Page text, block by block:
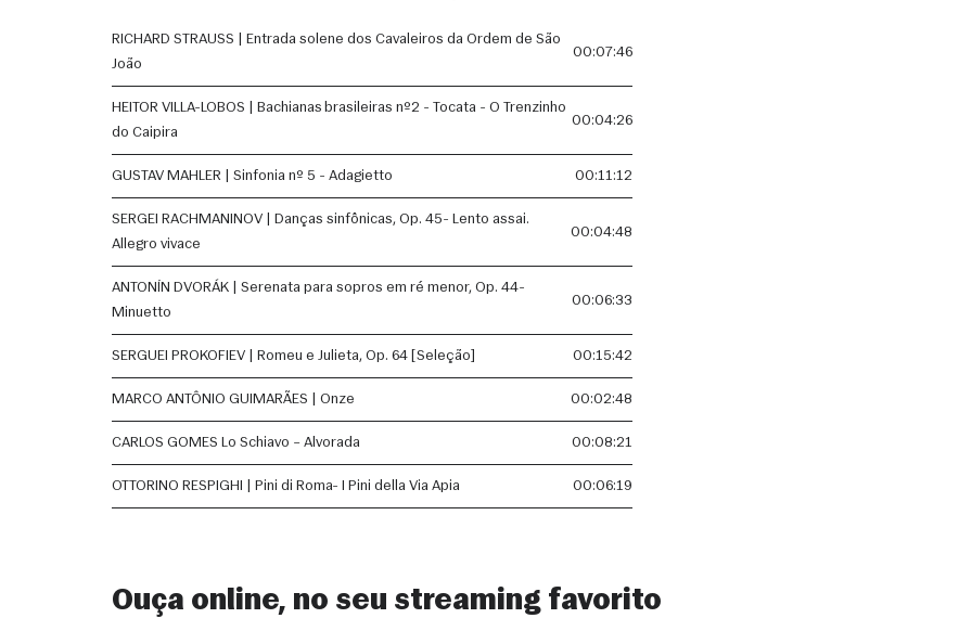
RICHARD STRAUSS | Entrada solene dos Cavaleiros da Ordem de São
João
00:07:46
HEITOR VILLA-LOBOS | Bachianas brasileiras nº2 - Tocata - O Trenzinho
do Caipira
00:04:26
GUSTAV MAHLER | Sinfonia nº 5 - Adagietto 00:11:12
SERGEI RACHMANINOV | Danças sinfônicas, Op. 45- Lento assai.
Allegro vivace
00:04:48
ANTONÍN DVORÁK | Serenata para sopros em ré menor, Op. 44-
Minuetto
00:06:33
SERGUEI PROKOFIEV | Romeu e Julieta, Op. 64 [Seleção] 00:15:42
MARCO ANTÔNIO GUIMARÃES | Onze 00:02:48
CARLOS GOMES Lo Schiavo – Alvorada 00:08:21
OTTORINO RESPIGHI | Pini di Roma- I Pini della Via Apia 00:06:19
Ouça online, no seu streaming favorito